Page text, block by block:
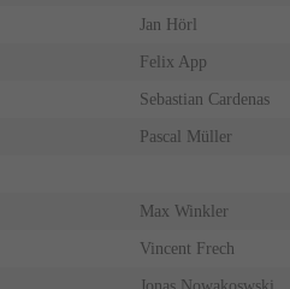
Jan Hörl
Felix App
Sebastian Cardenas
Pascal Müller
Max Winkler
Vincent Frech